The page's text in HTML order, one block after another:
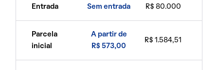
Entrada Sem entrada R$ 80.000
Parcela
inicial
A partir de
R$ 573,00
R$ 1.584,51